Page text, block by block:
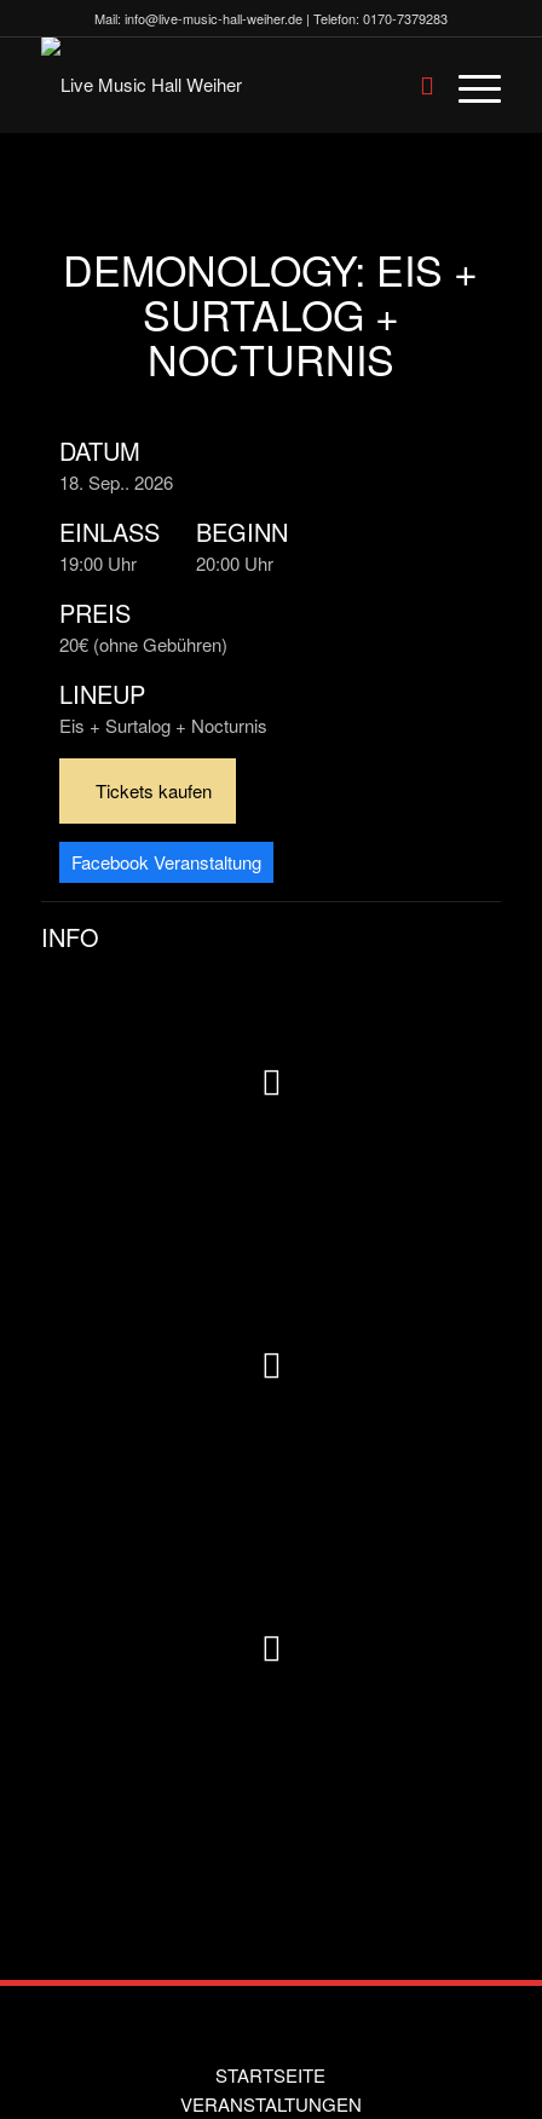
Mail: info@live-music-hall-weiher.de| Telefon: 0170-7379283
DEMONOLOGY: EIS +
SURTALOG +
NOCTURNIS
DATUM
18. Sep.. 2026
EINLASS
19:00 Uhr
BEGINN
20:00 Uhr
PREIS
20€ (ohne Gebühren)
LINEUP
Eis + Surtalog + Nocturnis
Tickets kaufen
Facebook Veranstaltung
INFO
STARTSEITE
VERANSTALTUNGEN